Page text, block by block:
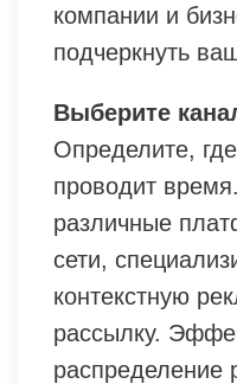
компании и
подчеркнуть
Выберите
Определите,
проводит
различные
сети,
контекстную
рассылку.
распределение